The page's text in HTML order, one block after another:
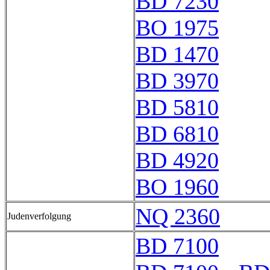
BO 1975
BD 1470
BD 3970
BD 5810
BD 6810
BD 4920
BO 1960
Judenverfolgung
NQ 2360
BD 7100